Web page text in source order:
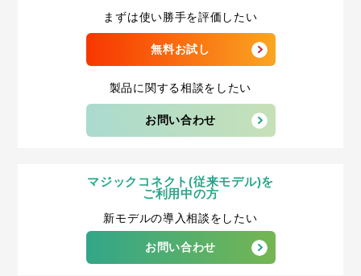
まずは使い勝手を評価したい
無料お試し
製品に関する相談をしたい
お問い合わせ
マジックコネクト(従来モデル)を
ご利用中の方
新モデルの導入相談をしたい
お問い合わせ